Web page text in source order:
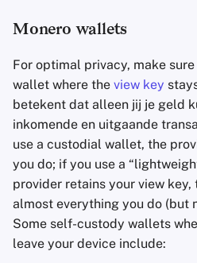
Monero wallets
For optimal privacy, make
wallet where the view key
betekent dat alleen jij je geld
inkomende en uitgaande
use a custodial wallet, the
you do; if you use a
provider retains your view key,
almost everything you do (but
Some self-custody wallets
leave your device include: